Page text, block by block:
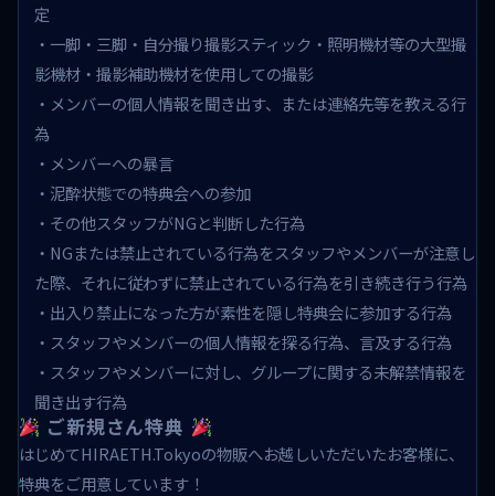
定
・一脚・三脚・自分撮り撮影スティック・照明機材等の大型撮
影機材・撮影補助機材を使用しての撮影
・メンバーの個人情報を聞き出す、または連絡先等を教える行
為
・メンバーへの暴言
・泥酔状態での特典会への参加
・その他スタッフがNGと判断した行為
・NGまたは禁止されている行為をスタッフやメンバーが注意し
た際、それに従わずに禁止されている行為を引き続き行う行為
・出入り禁止になった方が素性を隠し特典会に参加する行為
・スタッフやメンバーの個人情報を探る行為、言及する行為
・スタッフやメンバーに対し、グループに関する未解禁情報を
聞き出す行為
ご新規さん特典
はじめてHIRAETH.Tokyoの物販へお越しいただいたお客様に、
特典をご用意しています！